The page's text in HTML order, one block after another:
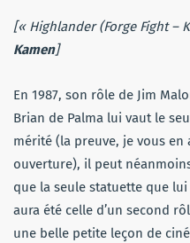
[« Highlander (Forge Fight –
Kamen]
En 1987, son rôle de Jim
Brian de Palma lui vaut le
mérité (la preuve, je vous en
ouverture), il peut
que la seule statuette que lui
aura été celle d’un second
une belle petite leçon de